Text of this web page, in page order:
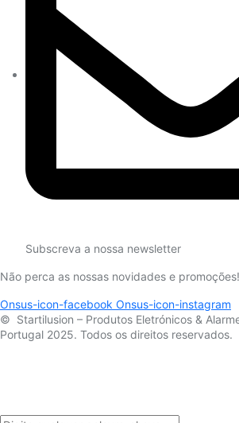
Subscreva a nossa newsletter
Não perca as nossas novidades e promoções!
Onsus-icon-facebook Onsus-icon-instagram
© Startilusion – Produtos Eletrónicos &
Portugal 2025. Todos os direitos reservados.